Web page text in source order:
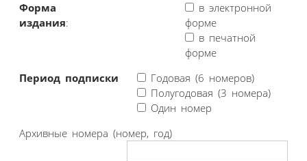
Форма
издания:
в электронной
форме
в печатной
форме
Период подписки
Годовая (6 номеров)
Полугодовая (3 номера)
Один номер
Архивные номера (номер, год)